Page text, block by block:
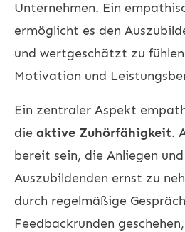
Unternehmen. Ein
ermöglicht es den
und wertgeschätzt zu
Motivation und
Ein zentraler Aspekt
die aktive Zuhörfähigkeit.
bereit sein, die Anliegen
Auszubildenden ernst zu
durch regelmäßige
Feedbackrunden